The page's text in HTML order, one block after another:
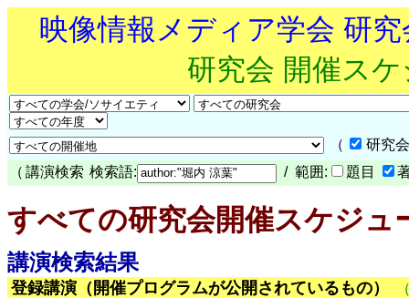
映像情報メディア学会 研
研究会 開催ス
（
研究
（ 講演検索 検索語: / 範囲: 題目
すべての研究会開催スケジュ
講演検索結果
登録講演（開催プログラムが公開されているもの）